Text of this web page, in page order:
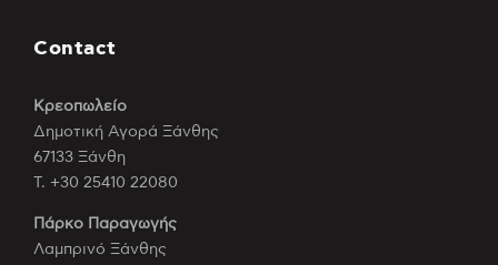
Contact
Κρεοπωλείο
Δημοτική Αγορά Ξάνθης
67133 Ξάνθη
Τ. +30 25410 22080
Πάρκο Παραγωγής
Λαμπρινό Ξάνθης